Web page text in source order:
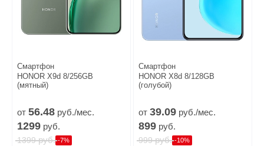
Смартфон
HONOR X9d 8/256GB
(мятный)
от 56.48 руб./мес.
1299 руб.
1399руб. -7%
Смартфон
HONOR X8d 8/128GB
(голубой)
от 39.09 руб./мес.
899 руб.
999руб. -10%